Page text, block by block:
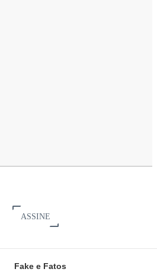
ASSINE
Fake e Fatos